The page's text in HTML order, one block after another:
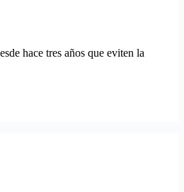
hace tres años que eviten la